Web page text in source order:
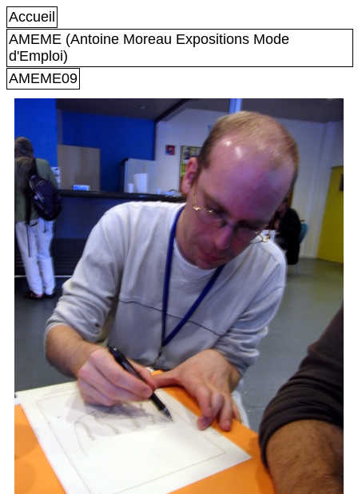
Accueil
AMEME (Antoine Moreau Expositions Mode
d'Emploi)
AMEME09